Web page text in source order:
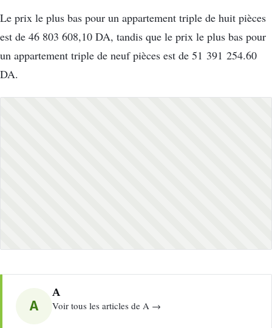
Le prix le plus bas pour un appartement triple de huit pièces
est de 46 803 608,10 DA, tandis que le prix le plus bas pour
un appartement triple de neuf pièces est de 51 391 254.60
DA.
A
A
Voir tous les articles de A →